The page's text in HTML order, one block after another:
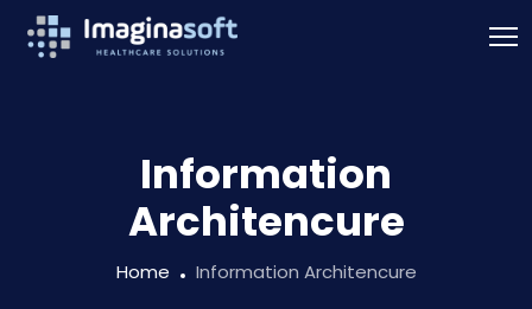
Information
Architencure
Home Information Architencure